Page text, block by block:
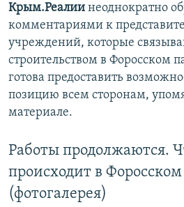
Крым.Реалии неоднократно
комментариями к
учреждений, которые
строительством в Форосском
готова предоставить
позицию всем сторонам,
материале.
Работы продолжаются.
происходит в
(фотогалерея)